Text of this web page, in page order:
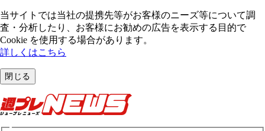
当サイトでは当社の提携先等がお客様のニーズ等について調
査・分析したり、お客様にお勧めの広告を表⽰する⽬的で
Cookie を使⽤する場合があります。
詳しくはこちら
閉じる